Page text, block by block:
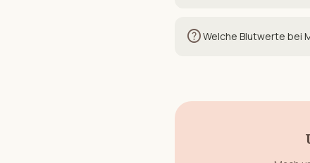
helpWelche Blutwerte bei